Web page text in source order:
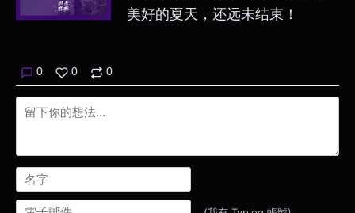
美好的夏天，还远未结束！